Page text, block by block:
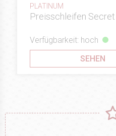
PLATINUM
Preisschleifen Secret
Verfügbarkeit: hoch
SEHEN